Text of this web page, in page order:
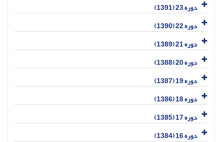
دوره 23 (1391)
دوره 22 (1390)
دوره 21 (1389)
دوره 20 (1388)
دوره 19 (1387)
دوره 18 (1386)
دوره 17 (1385)
دوره 16 (1384)